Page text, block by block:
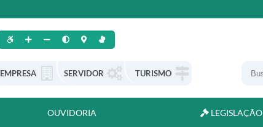
EMPRESA SERVIDOR TURISMO
OUVIDORIA LEGISLAÇÃO